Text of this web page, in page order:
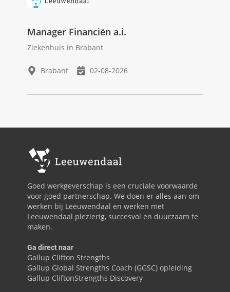
Manager Financiën a.i.
Ziekenhuis in Brabant
Brabant 02-08-2026
Goed werkgeverschap is een cruciale voorwaarde
voor goed partnerschap. We doen er alles aan om
werken bij Leeuwendaal en werken met
Leeuwendaal plezierig, succesvol en duurzaam te
maken.
Ga direct naar
Gallup Clifton Strengths
Gallup Global Strengths Coach (GGSC) opleiding
Gallup CliftonStrengths Discovery